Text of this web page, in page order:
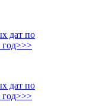
дат по
год>>>
дат по
год>>>